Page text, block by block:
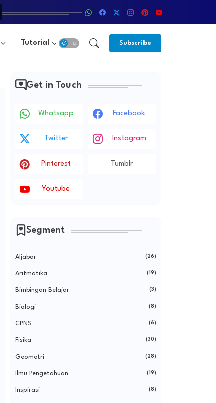
Tutorial Subscribe
Get in Touch
Whatsapp Facebook
Twitter Instagram
Pinterest Tumblr
Youtube
Segment
Aljabar (26)
Aritmatika (19)
Bimbingan Belajar (3)
Biologi (8)
CPNS (6)
Fisika (30)
Geometri (28)
Ilmu Pengetahuan (19)
Inspirasi (8)